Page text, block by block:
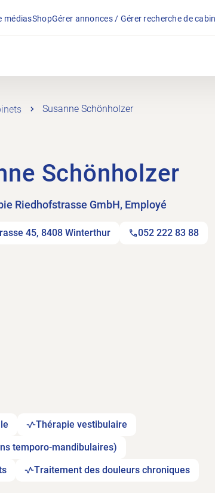
médiasShopGérer annonces / Gérer recherche de
Susanne Schönholzer
Schönholzer
Riedhofstrasse GmbH, Employé
45, 8408 Winterthur 052 222 83 88
Thérapie vestibulaire
temporo-mandibulaires)
Traitement des douleurs chroniques